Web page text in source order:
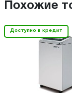
Похожие
Доступно в кредит